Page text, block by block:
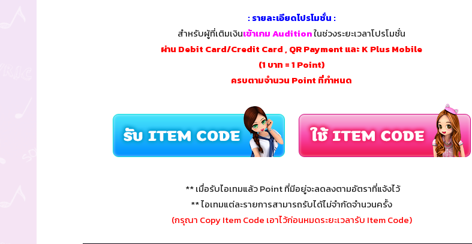
: รายละเอียดโปรโมชั่น :
สำหรับผู้ที่เติมเงินเข้าเกม Auditionในช่วงระยะเวลาโปรโมชั่น
ผ่าน Debit Card/Credit Card , QR Payment และ K Plus Mobile
(1 บาท = 1 Point)
ครบตามจำนวน Point ที่กำหนด
** เมื่อรับไอเทมแล้ว Point ที่มีอยู่จะลดลงตามอัตราที่แจ้งไว้
** ไอเทมแต่ละรายการสามารถรับได้ไม่จำกัดจำนวนครั้ง
(กรุณา Copy Item Code เอาไว้ก่อนหมดระยะเวลารับ Item Code)